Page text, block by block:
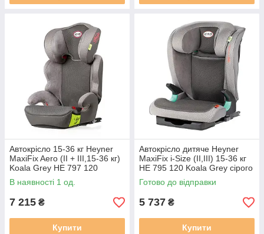
Автокрісло 15-36 кг Heyner
MaxiFix Aero (II + III,15-36 кг)
Koala Grey HE 797 120
В наявності 1 од.
7 215 ₴
Купити
Автокрісло дитяче Heyner
MaxiFix i-Size (II,III) 15-36 кг
HE 795 120 Koala Grey сірого
кольору
Готово до відправки
5 737 ₴
Купити